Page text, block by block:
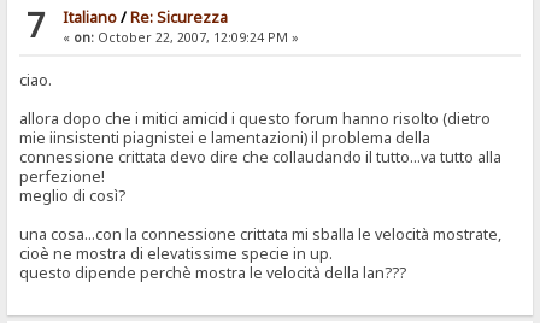
7 Italiano/Re: Sicurezza
« on:October 22, 2007, 12:09:24 PM »
ciao.
allora dopo che i mitici amicid i questo forum hanno risolto (dietro
mie iinsistenti piagnistei e lamentazioni) il problema della
connessione crittata devo dire che collaudando il tutto...va tutto alla
perfezione!
meglio di così?
una cosa...con la connessione crittata mi sballa le velocità mostrate,
cioè ne mostra di elevatissime specie in up.
questo dipende perchè mostra le velocità della lan???